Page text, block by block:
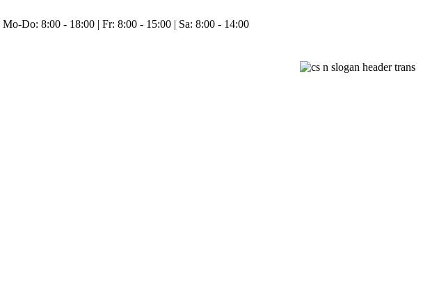
Mo-Do: 8:00 - 18:00 | Fr: 8:00 - 15:00 | Sa: 8:00 - 14:00